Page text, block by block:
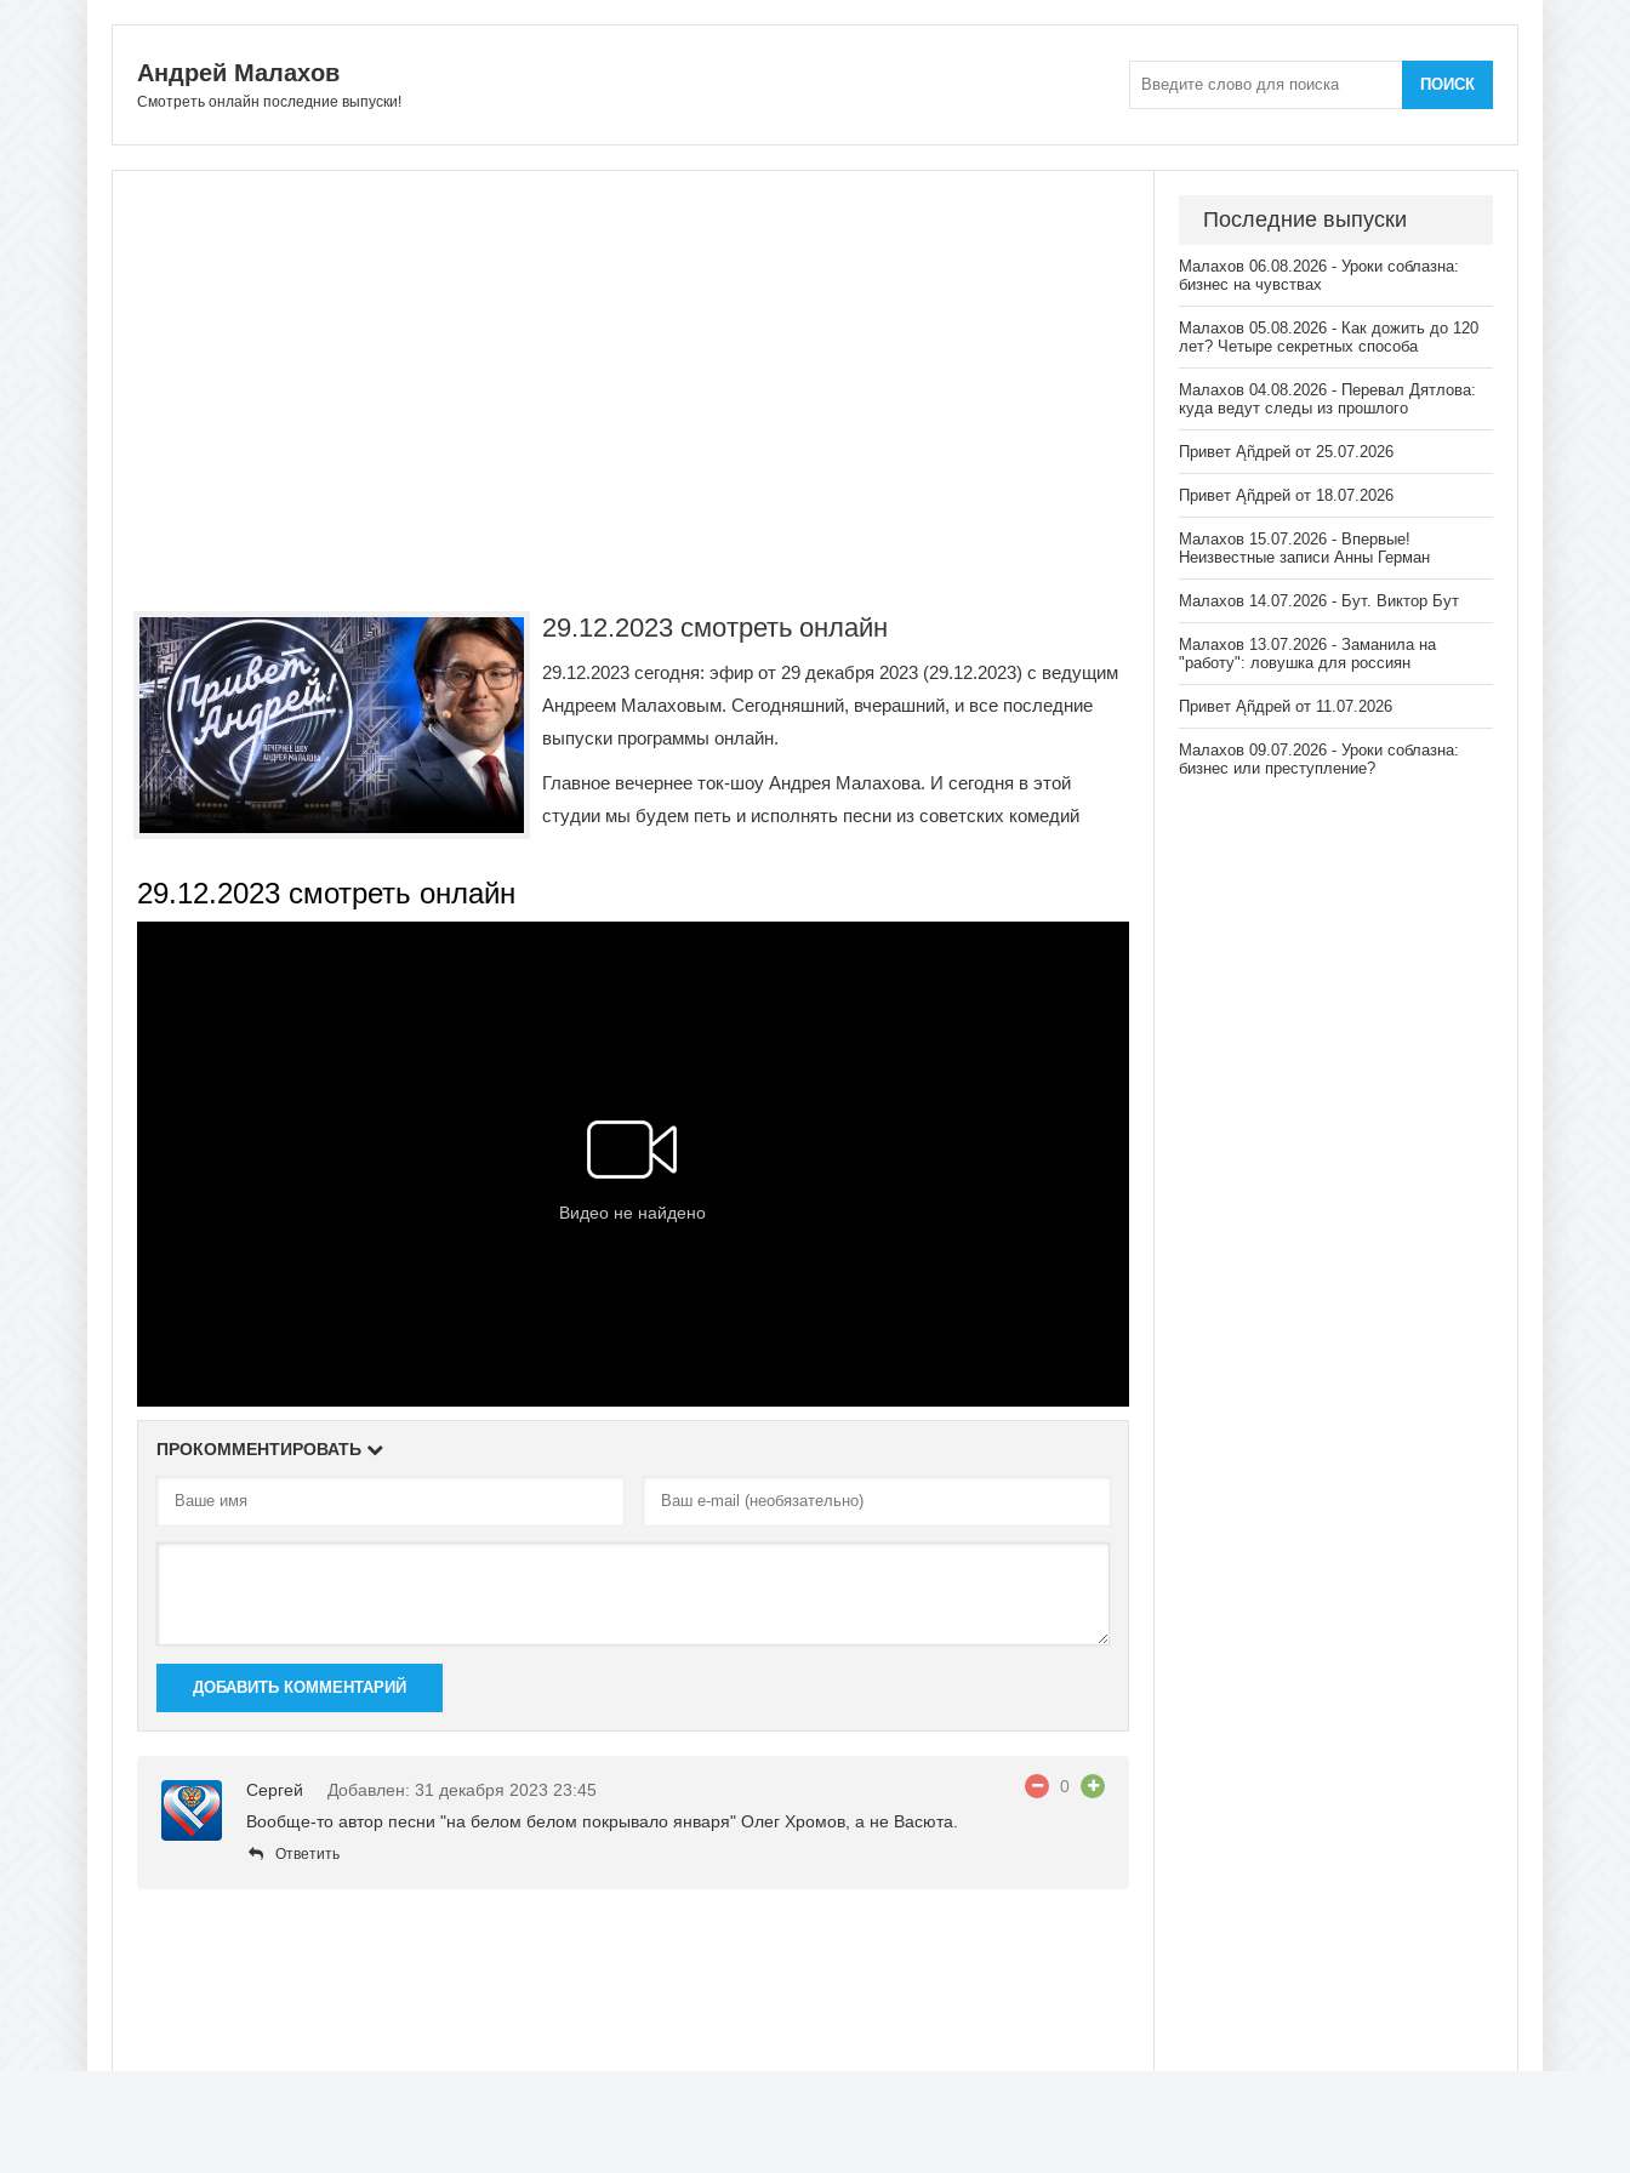
Андрей Малахов
Смотреть онлайн последние выпуски!
ПОИСК
29.12.2023 смотреть онлайн
29.12.2023 сегодня: эфир от 29 декабря 2023 (29.12.2023) с ведущим
Андреем Малаховым. Сегодняшний, вчерашний, и все последние
выпуски программы онлайн.
Главное вечернее ток-шоу Андрея Малахова. И сегодня в этой
студии мы будем петь и исполнять песни из советских комедий
29.12.2023 смотреть онлайн
ПРОКОММЕНТИРОВАТЬ
ДОБАВИТЬ КОММЕНТАРИЙ
Сергей Добавлен: 31 декабря 2023 23:45
0
Вообще-то автор песни "на белом белом покрывало января" Олег Хромов, а не Васюта.
Ответить
Последние выпуски
Малахов 06.08.2026 - Уроки соблазна:
бизнес на чувствах
Малахов 05.08.2026 - Как дожить до 120
лет? Четыре секретных способа
Малахов 04.08.2026 - Перевал Дятлова:
куда ведут следы из прошлого
Привет Ąñдpей от 25.07.2026
Привет Ąñдpей от 18.07.2026
Малахов 15.07.2026 - Впервые!
Неизвестные записи Анны Герман
Малахов 14.07.2026 - Бут. Виктор Бут
Малахов 13.07.2026 - Заманила на
"работу": ловушка для россиян
Привет Ąñдpей от 11.07.2026
Малахов 09.07.2026 - Уроки соблазна:
бизнес или преступление?